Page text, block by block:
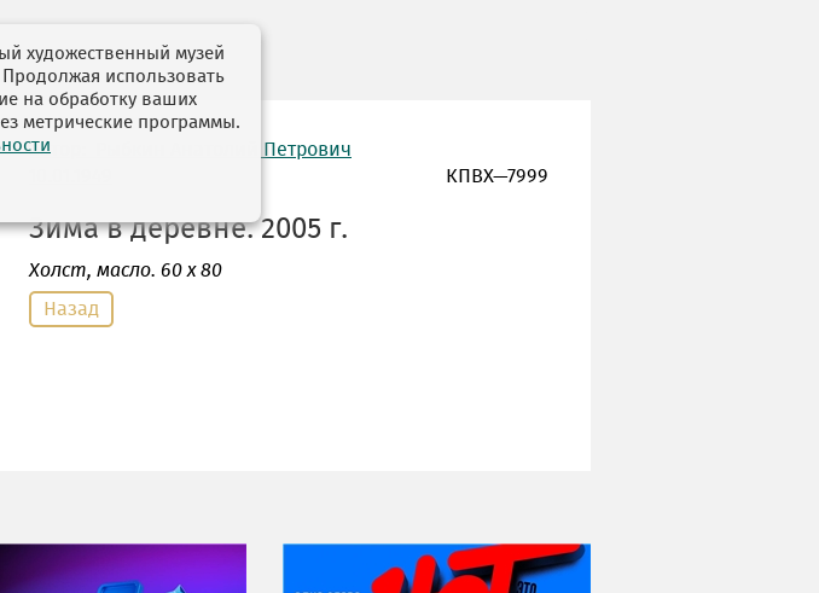
автор: Рыбкин Анатолий Петрович
КПВХ—7999
Зима в деревне. 2005 г.
Холст, масло. 60 х 80
Назад
НИ ДНЯ БЕЗ ДАТЫ...
08 августа
художественный музей
использовать
на обработку ваших
метрические программы.